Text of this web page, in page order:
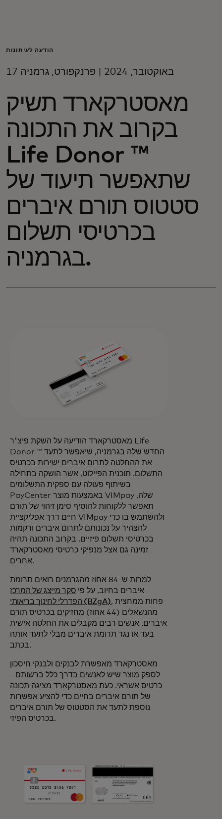
לעסקים
לחדשנים
חדשות ומגמות
הודעה לעיתונות
17 באוקטובר, 2024 | פרנקפורט, גרמניה
מאסטרקארד תשיק
בקרוב את התכונה
Life Donor ™
שתאפשר תיעוד של
סטטוס תורם איברים
בכרטיסי תשלום
בגרמניה.
מאסטרקארד הודיעה על השקת פיצ'ר Life
Donor ™ החדש שלה בגרמניה, שיאפשר לתעד
את ההחלטה לתרום איברים ישירות בכרטיס
התשלום. תוכנית הפיילוט, אשר הושקה בתחילה
בשיתוף פעולה עם ספקית התשלומים
PayCenter באמצעות מוצר VIMpay שלה,
תאפשר ללקוחות להוסיף סימן זיהוי של תורם
חיים דרך אפליקציית VIMpay ולהשתמש בו כדי
להצהיר על נכונותם לתרום איברים ורקמות
בכרטיסי תשלום פיזיים. בקרוב התכונה תהיה
זמינה גם אצל מנפיקי כרטיסי מאסטרקארד
אחרים.
למרות ש-84 אחוז מהגרמנים רואים תרומת
איברים בחיוב, על פי סקר מייצג של המרכז
הפדרלי לחינוך בריאותי (BZgA), פחות ממחצית
מהנשאלים (44 אחוז) מחזיקים בכרטיס תורם
איברים. אנשים רבים מקבלים את החלטה אישית
בעד או נגד תרומת איברים מבלי לתעד אותה
בכתב.
מאסטרקארד מאפשרת לבנקים ולבנקי חיסכון
לספק מוצר שיש לאנשים בדרך כלל ברשותם -
כרטיס אשראי. כעת מאסטרקארד מציגה תכונה
של תורם איברים בחיים כדי להציע אפשרות
נוספת לתעד את הסטטוס של תורם איברים
בכרטיס הפיזי.